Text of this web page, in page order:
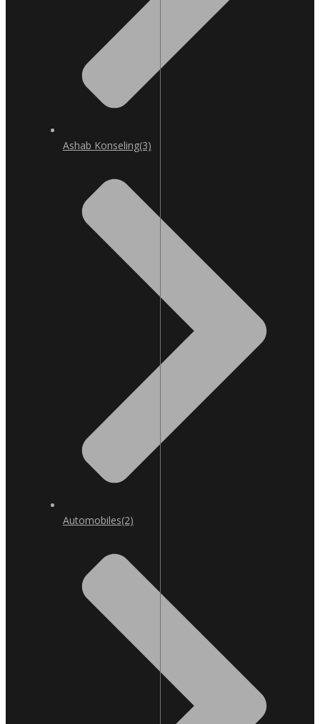
Ashab Konseling(3)
Automobiles(2)